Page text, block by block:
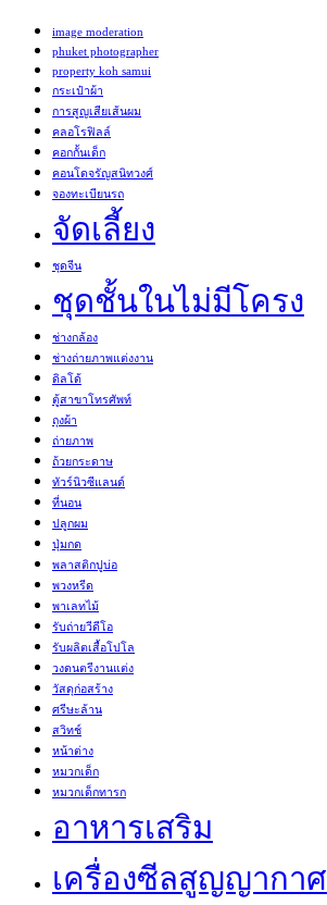
image moderation
phuket photographer
property koh samui
กระเป๋าผ้า
การสูญเสียเส้นผม
คลอโรฟิลล์
คอกกั้นเด็ก
คอนโดจรัญสนิทวงศ์
จองทะเบียนรถ
จัดเลี้ยง
ชุดจีน
ชุดชั้นในไม่มีโครง
ช่างกล้อง
ช่างถ่ายภาพแต่งงาน
ดิลโด้
ตู้สาขาโทรศัพท์
ถุงผ้า
ถ่ายภาพ
ถ้วยกระดาษ
ทัวร์นิวซีแลนด์
ที่นอน
ปลูกผม
ปุ่มกด
พลาสติกปูบ่อ
พวงหรีด
พาเลทไม้
รับถ่ายวีดีโอ
รับผลิตเสื้อโปโล
วงดนตรีงานแต่ง
วัสดุก่อสร้าง
ศรีษะล้าน
สวิทช์
หน้าต่าง
หมวกเด็ก
หมวกเด็กทารก
อาหารเสริม
เครื่องซีลสูญญากาศ